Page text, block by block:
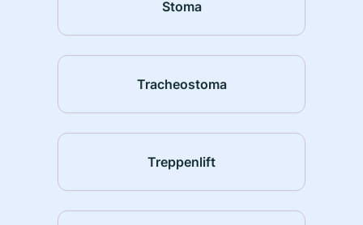
Stoma
Tracheostoma
Treppenlift